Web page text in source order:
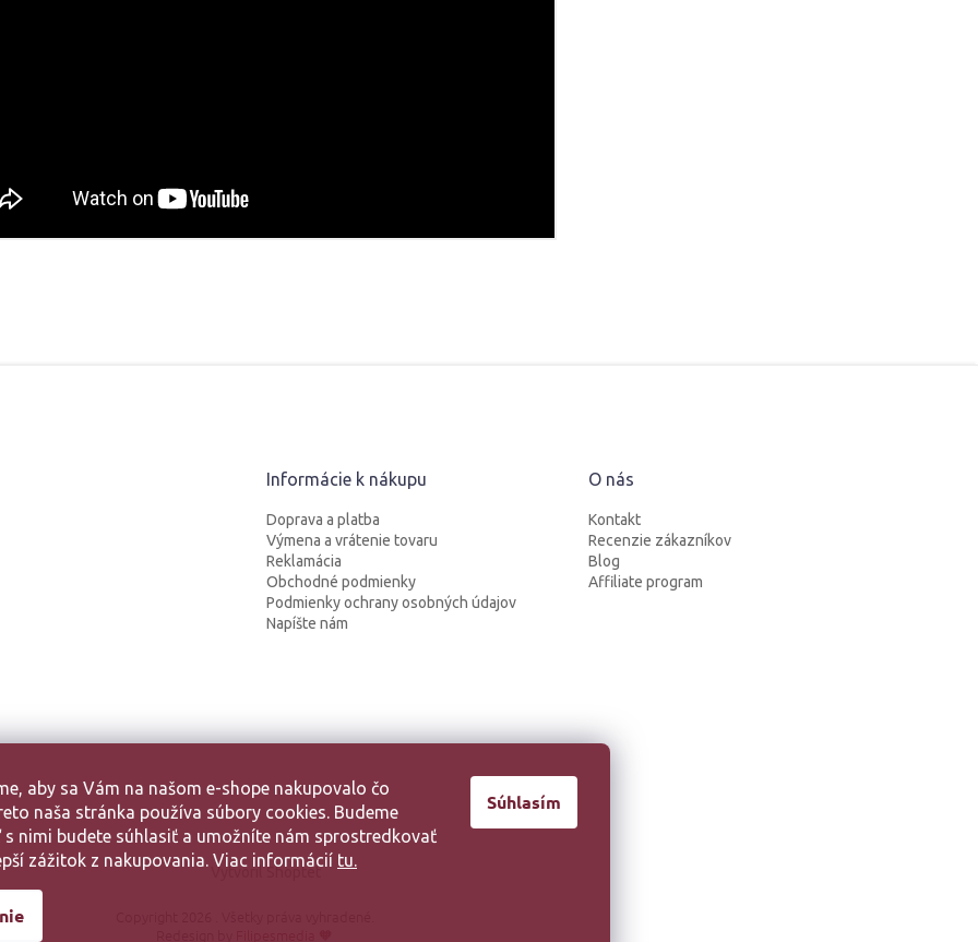
aby sa Vám na našom e-shope nakupovalo čo
naša stránka používa súbory cookies. Budeme
s nimi budete súhlasiť a umožníte nám sprostredkovať
zážitok z nakupovania. Viac informácií tu.
Súhlasím
Informácie k nákupu
Doprava a platba
Výmena a vrátenie tovaru
Reklamácia
Obchodné podmienky
Podmienky ochrany osobných údajov
Napíšte nám
O nás
Kontakt
Recenzie zákazníkov
Blog
Affiliate program
Vytvoril Shoptet